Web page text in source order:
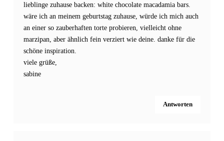
lieblinge zuhause backen: white chocolate macadamia bars.
wäre ich an meinem geburtstag zuhause, würde ich mich auch
an einer so zauberhaften torte probieren, vielleicht ohne
marzipan, aber ähnlich fein verziert wie deine. danke für die
schöne inspiration.
viele grüße,
sabine
Antworten